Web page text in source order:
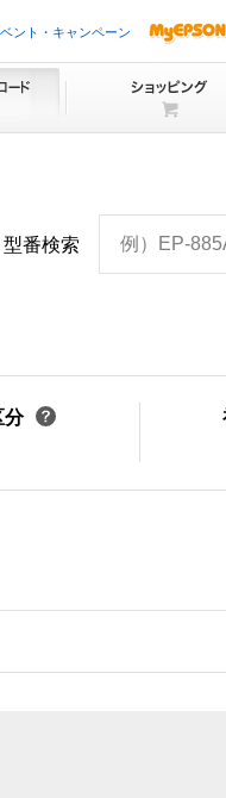
ント・キャンペーン
型番検索 例）EP-
分